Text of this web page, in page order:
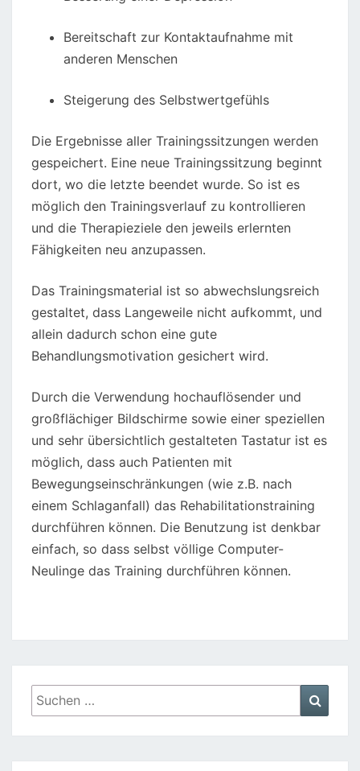
Bereitschaft zur Kontaktaufnahme mit
anderen Menschen
Steigerung des Selbstwertgefühls
Die Ergebnisse aller Trainingssitzungen werden
gespeichert. Eine neue Trainingssitzung beginnt
dort, wo die letzte beendet wurde. So ist es
möglich den Trainingsverlauf zu kontrollieren
und die Therapieziele den jeweils erlernten
Fähigkeiten neu anzupassen.
Das Trainingsmaterial ist so abwechslungsreich
gestaltet, dass Langeweile nicht aufkommt, und
allein dadurch schon eine gute
Behandlungsmotivation gesichert wird.
Durch die Verwendung hochauflösender und
großflächiger Bildschirme sowie einer speziellen
und sehr übersichtlich gestalteten Tastatur ist es
möglich, dass auch Patienten mit
Bewegungseinschränkungen (wie z.B. nach
einem Schlaganfall) das Rehabilitationstraining
durchführen können. Die Benutzung ist denkbar
einfach, so dass selbst völlige Computer-
Neulinge das Training durchführen können.
Suchen
nach: